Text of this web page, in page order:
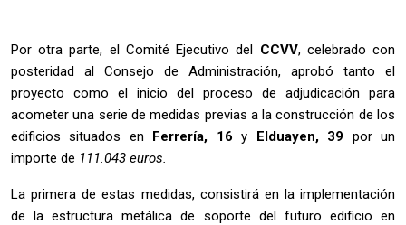
Por otra parte, el Comité Ejecutivo del CCVV, celebrado con
posteridad al Consejo de Administración, aprobó tanto el
proyecto como el inicio del proceso de adjudicación para
acometer una serie de medidas previas a la construcción de los
edificios situados en Ferrería, 16y Elduayen, 39 por un
importe de 111.043 euros.
La primera de estas medidas, consistirá en la implementación
de la estructura metálica de soporte del futuro edificio en